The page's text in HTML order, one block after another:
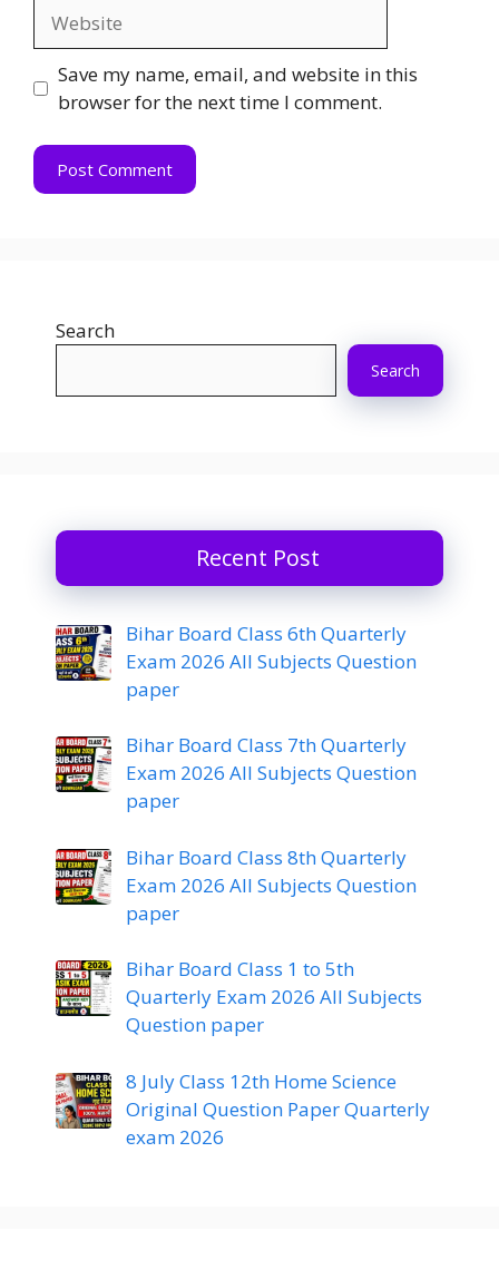
Save my name, email, and website in this
browser for the next time I comment.
Search
Search
Recent Post
Bihar Board Class 6th Quarterly
Exam 2026 All Subjects Question
paper
Bihar Board Class 7th Quarterly
Exam 2026 All Subjects Question
paper
Bihar Board Class 8th Quarterly
Exam 2026 All Subjects Question
paper
Bihar Board Class 1 to 5th
Quarterly Exam 2026 All Subjects
Question paper
8 July Class 12th Home Science
Original Question Paper Quarterly
exam 2026